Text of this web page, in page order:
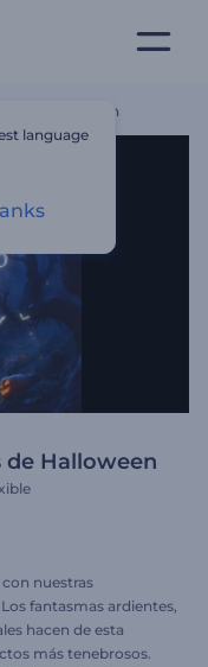
De Halloween
de Halloween
nuestras
fantasmas ardientes,
hacen de esta
más tenebrosos.
language